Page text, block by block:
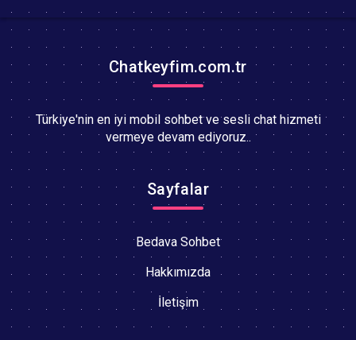
Chatkeyfim.com.tr
Türkiye'nin en iyi mobil sohbet ve sesli chat hizmeti
vermeye devam ediyoruz..
Sayfalar
Bedava Sohbet
Hakkımızda
İletişim